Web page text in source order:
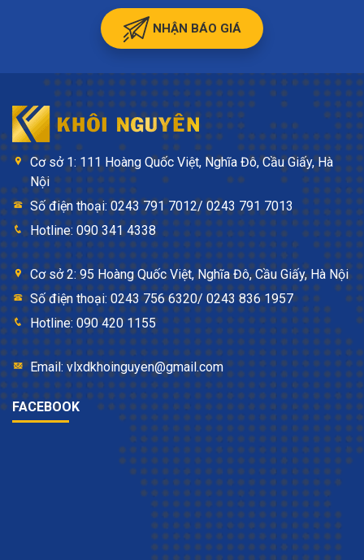
NHẬN BÁO GIÁ
Cơ sở 1: 111 Hoàng Quốc Việt, Nghĩa Đô, Cầu Giấy, Hà
Nội
Số điện thoại: 0243 791 7012/ 0243 791 7013
Hotline: 090 341 4338
Cơ sở 2: 95 Hoàng Quốc Việt, Nghĩa Đô, Cầu Giấy, Hà Nội
Số điện thoại: 0243 756 6320/ 0243 836 1957
Hotline: 090 420 1155
Email: vlxdkhoinguyen@gmail.com
FACEBOOK